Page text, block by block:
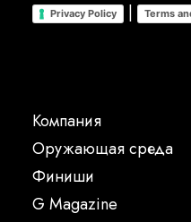
Privacy Policy | Terms
Компания
Oружающая среда
Финиши
G Magazine